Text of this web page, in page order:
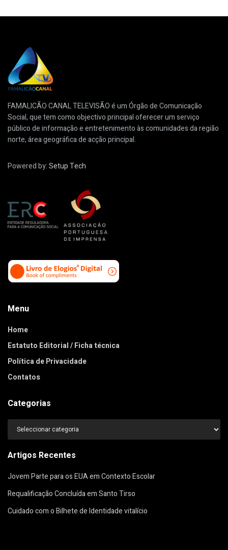
FAMALICÃO CANAL TELEVISÃO é um Órgão de Comunicação
Social, que tem como objectivo principal oferecer um serviço
público de informação e entretenimento às comunidades da região
norte, área geográfica de acção principal.
Powered by:Setup Tech
Menu
Home
Estatuto Editorial / Ficha técnica
Política de Privacidade
Contatos
Categorias
Categorias
Artigos Recentes
Jovem Parte para os EUA em Contexto Escolar
Requalificação Concluída em Santo Tirso
Cuidado com o Bilhete de Identidade vitalício